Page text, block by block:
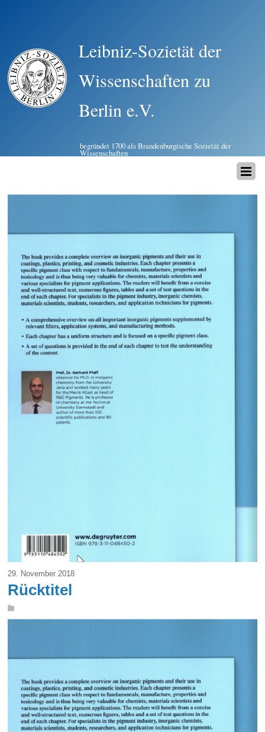
Leibniz-Sozietät der
Wissenschaften zu
Berlin e.V.
begründet 1700 als Brandenburgische Sozietät der
Wissenschaften
29. November 2018
Rücktitel